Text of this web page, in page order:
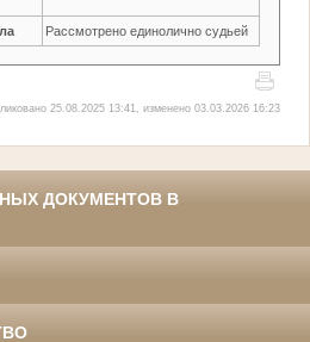
Рассмотрено единолично судьей
25.08.2025 13:41, изменено 03.03.2026 16:23
ДОКУМЕНТОВ В